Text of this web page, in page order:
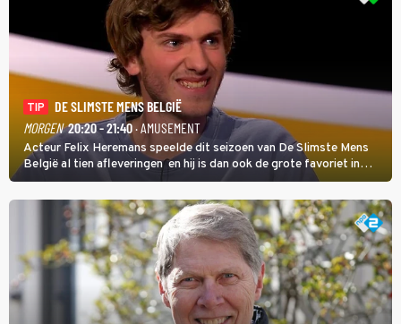
TIP
DE SLIMSTE MENS BELGIË
MORGEN 20:20 - 21:40· AMUSEMENT
Acteur Felix Heremans speelde dit seizoen van De Slimste Mens
België al tien afleveringen en hij is dan ook de grote favoriet in
deze seizoensfinale. En er is Nederlandse inbreng, want komiek
Soundos El Ahmadi neemt plaats aan de jurytafel.